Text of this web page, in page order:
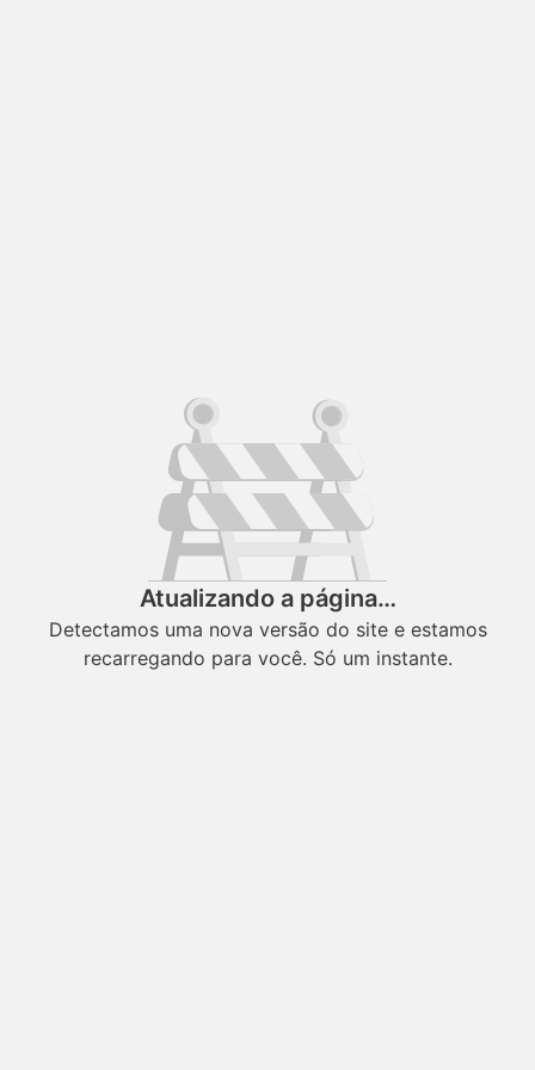
Atualizando a página…
Detectamos uma nova versão do site e estamos
recarregando para você. Só um instante.